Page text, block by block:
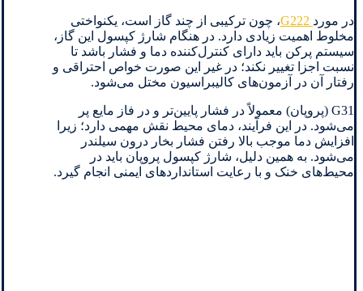
در مورد
، چون ترکیبی از چند گاز است، یکنواختی
مخلوط اهمیت زیادی دارد. در هنگام شارژ کپسول این گاز،
سیستم پرکن باید دارای کنترل‌کننده دما و فشار باشد تا
نسبت اجزا تغییر نکند؛ در غیر این صورت خواص احتراقی و
رفتار آن در آزمون‌های کالیبراسیون مختل می‌شود.
G31 (پروپان) معمولاً در فشار پایین‌تر و در فاز مایع پر
می‌شود. در این فرآیند، دمای محیط نقش مهمی دارد؛ زیرا
افزایش دما موجب بالا رفتن فشار بخار درون سیلندر
می‌شود. به همین دلیل، شارژ کپسول پروپان باید در
محیط‌های خنک و با رعایت استانداردهای ایمنی انجام گیرد.